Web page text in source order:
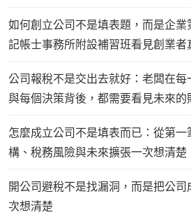
如何創立公司不是填表題，而是企業
記帳士事務所附設補習班看見創業
公司報稅不是交出去就好：老闆在
與每個決策背後，都需要看見未來的
怎麼成立公司不是填表而已：從第
構、稅務風險與未來擴張一次想清楚
開公司避稅不是找漏洞，而是把公
次想清楚